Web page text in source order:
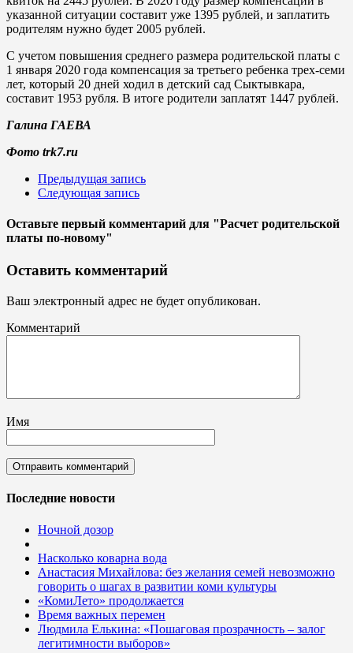
указанной ситуации составит уже 1395 рублей, и заплатить
родителям нужно будет 2005 рублей.
С учетом повышения среднего размера родительской платы с
1 января 2020 года компенсация за третьего ребенка трех-семи
лет, который 20 дней ходил в детский сад Сыктывкара,
составит 1953 рубля. В итоге родители заплатят 1447 рублей.
Галина ГАЕВА
Фото trk7.ru
Предыдущая запись
Следующая запись
Оставьте первый комментарий для "Расчет родительской
платы по-новому"
Оставить комментарий
Ваш электронный адрес не будет опубликован.
Комментарий
Имя
Последние новости
Ночной дозор
Насколько коварна вода
Анастасия Михайлова: без желания семей невозможно
говорить о шагах в развитии коми культуры
«КомиЛето» продолжается
Время важных перемен
Людмила Елькина: «Пошаговая прозрачность – залог
легитимности выборов»